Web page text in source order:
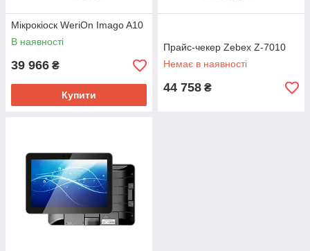
Мікрокіоск WeriOn Imago A10
В наявності
39 966 ₴
Купити
Прайс-чекер Zebex Z-7010
Немає в наявності
44 758 ₴